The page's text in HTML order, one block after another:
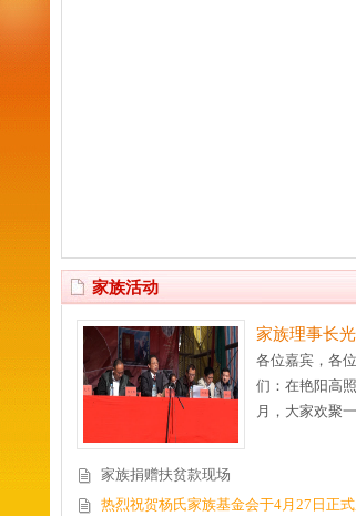
家族活动
家族理事长
各位嘉宾，各
们：在艳阳高
月，大家欢聚
家族捐赠扶贫款现场
热烈祝贺杨氏家族基金会于4月27日正